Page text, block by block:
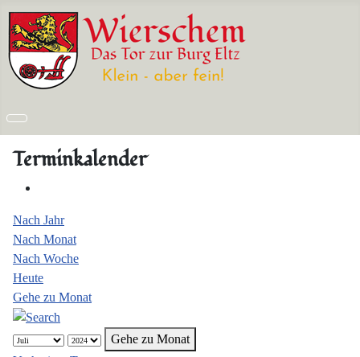
Terminkalender
Nach Jahr
Nach Monat
Nach Woche
Heute
Gehe zu Monat
Gehe zu Monat